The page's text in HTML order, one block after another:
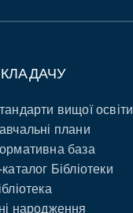
вищої освіти
плани
база
каталог Бібліотеки
народження